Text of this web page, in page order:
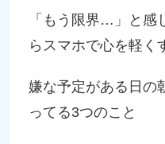
「もう限界…」と感
らスマホで心を軽く
嫌な予定がある日の
ってる3つのこと